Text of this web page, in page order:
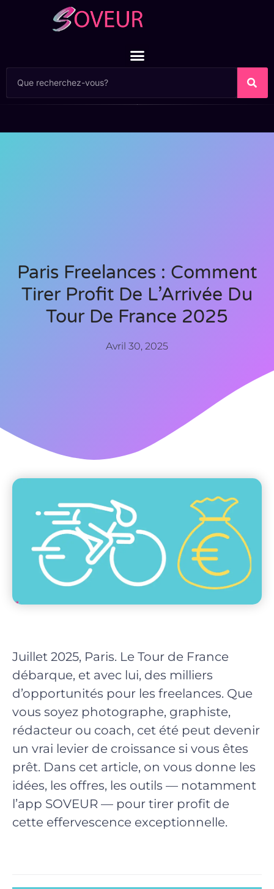
Paris Freelances : Comment
Tirer Profit De L’Arrivée Du
Tour De France 2025
Avril 30, 2025
Juillet 2025, Paris. Le Tour de France
débarque, et avec lui, des milliers
d’opportunités pour les freelances. Que
vous soyez photographe, graphiste,
rédacteur ou coach, cet été peut devenir
un vrai levier de croissance si vous êtes
prêt. Dans cet article, on vous donne les
idées, les offres, les outils — notamment
l’app SOVEUR — pour tirer profit de
cette effervescence exceptionnelle.